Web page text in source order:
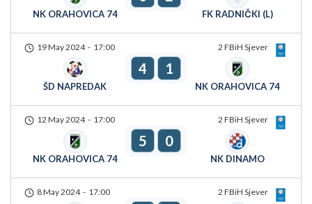
NK ORAHOVICA 74 FK RADNIČKI (L)
2 FBiH Sjever
19 May 2024 - 17:00
ŠD NAPREDAK
4 1
NK ORAHOVICA 74
2 FBiH Sjever
12 May 2024 - 17:00
NK ORAHOVICA 74
5 0
NK DINAMO
2 FBiH Sjever
8 May 2024 - 17:00